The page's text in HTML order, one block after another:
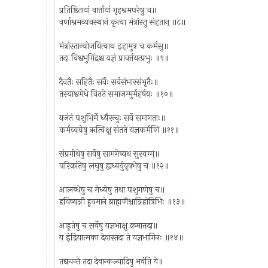
प्रतिष्ठितायां वार्त्तायां गृहश्रमपरेषु च॥
वर्णाश्रमव्यवस्थानं कृत्वा मंत्रांस्तु संहतान् ॥८॥
मंत्रांस्तान्योजयित्वाथ इहामुत्र च कर्मसु॥
तदा विश्वभुगिंद्रश्च यज्ञं प्रावर्त्तयत्प्रभुः ॥९॥
दैवतैः सहितैः सर्वैः सर्वसंभारसंभृतैः॥
तस्याश्वमेधे वितते समाजग्मुर्महर्षयः ॥१०॥
यजंतं पशुभिर्मे ध्यैरूचुः सर्वे समागताः॥
कर्मव्यग्रेषु ऋत्विक्षु संतते यज्ञकर्मणि ॥११॥
संप्रगीथेषु सर्वेषु सामगेष्वथ सुस्वग्म्॥
परिक्रांतेषु लघुषु ह्यध्वर्युवृषभेषु च ॥१२॥
आलब्धेषु च मेध्येषु तथा पशुगणेषु च॥
हविष्यग्नौ हूयमाने ब्राह्मणैश्चाग्निहोत्रिभिः ॥१३॥
आहूतेषु च सर्वेषु यज्ञभाक्षु क्रमात्तदा॥
य इंद्रियात्मका देवास्तदा ते यज्ञभागिनः ॥१४॥
तद्यचन्ते तदा देवान्कल्पादिषु भवंति ये॥